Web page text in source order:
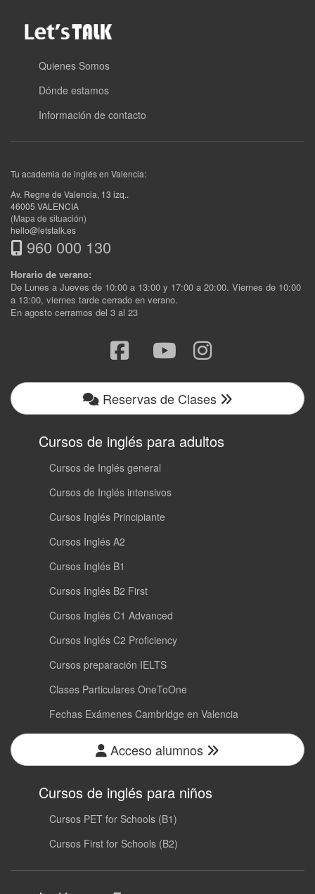
Quienes Somos
Dónde estamos
Información de contacto
Tu academia de inglés en Valencia:
Av. Regne de Valencia, 13 izq..
46005 VALENCIA
(Mapa de situación)
hello@letstalk.es
960 000 130
Horario de verano:
De Lunes a Jueves de 10:00 a 13:00 y 17:00 a 20:00. Viernes de 10:00
a 13:00, viernes tarde cerrado en verano.
En agosto cerramos del 3 al 23
Reservas de Clases
Cursos de inglés para adultos
Cursos de Inglés general
Cursos de Inglés intensivos
Cursos Inglés Principiante
Cursos Inglés A2
Cursos Inglés B1
Cursos Inglés B2 First
Cursos Inglés C1 Advanced
Cursos Inglés C2 Proficiency
Cursos preparación IELTS
Clases Particulares OneToOne
Fechas Exámenes Cambridge en Valencia
Acceso alumnos
Cursos de inglés para niños
Cursos PET for Schools (B1)
Cursos First for Schools (B2)